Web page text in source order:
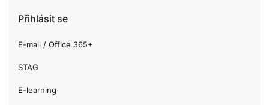
Přihlásit se
E-mail / Office 365+
STAG
E-learning